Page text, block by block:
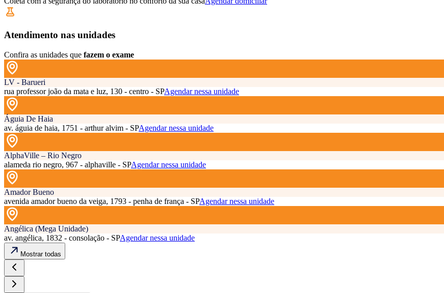
Atendimento nas unidades
Confira as unidades que fazem o exame
LV - Barueri
rua professor joão da mata e luz, 130 - centro - SPAgendar nessa unidade
Águia De Haia
av. águia de haia, 1751 - arthur alvim - SPAgendar nessa unidade
AlphaVille – Rio Negro
alameda rio negro, 967 - alphaville - SPAgendar nessa unidade
Amador Bueno
avenida amador bueno da veiga, 1793 - penha de frança - SPAgendar nessa unidade
Angélica (Mega Unidade)
av. angélica, 1832 - consolação - SPAgendar nessa unidade
Mostrar todas